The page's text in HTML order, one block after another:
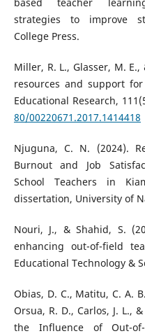
strategies to improve
College Press.
Miller, R. L., Glasser, M.
resources and support
Educational Research,
80/00220671.2017.1414418
Njuguna, C. N. (2024).
Burnout and Job
School Teachers in
dissertation, University of
Nouri, J., & Shahid, S.
enhancing out-of-field
Educational Technology &
Obias, D. C., Matitu, C. A.
Orsua, R. D., Carlos, J. L.,
the Influence of Out-of-